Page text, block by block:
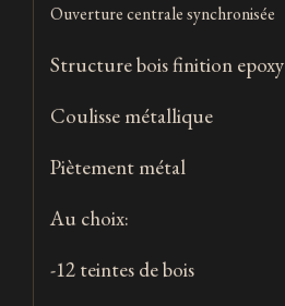
Ouverture centrale synchronisée
Structure bois finition epoxy
Coulisse métallique
Piètement métal
Au choix:
-12 teintes de bois